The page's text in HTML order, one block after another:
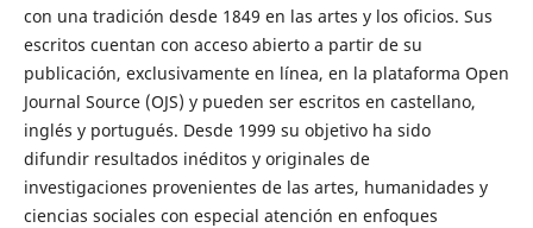
con una tradición desde 1849 en las artes y los oficios. Sus
escritos cuentan con acceso abierto a partir de su
publicación, exclusivamente en línea, en la plataforma Open
Journal Source (OJS) y pueden ser escritos en castellano,
inglés y portugués. Desde 1999 su objetivo ha sido
difundir resultados inéditos y originales de
investigaciones provenientes de las artes, humanidades y
ciencias sociales con especial atención en enfoques